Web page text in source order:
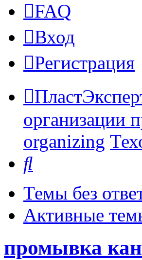
FAQ
Вход
Регистрация
организации
organizing
Темы без
Активные
промывка